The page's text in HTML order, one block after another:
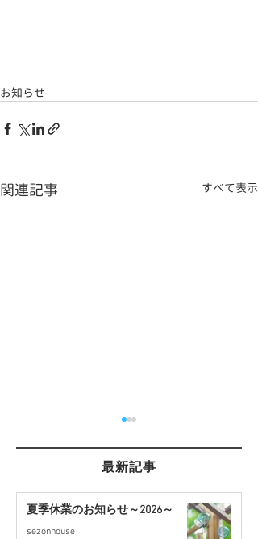
お知らせ
関連記事 すべて表示
春日部の魅力
最新記事
夏季休業のお知らせ～2026～
sezonhouse